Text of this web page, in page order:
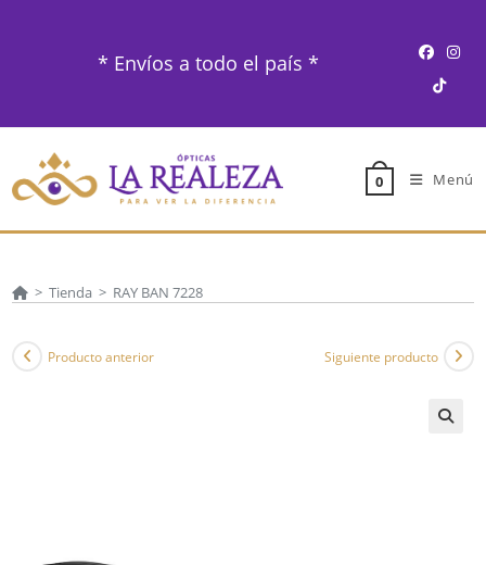
* Envíos a todo el país *
0 Menú
> Tienda > RAY BAN 7228
Producto anterior Siguiente producto